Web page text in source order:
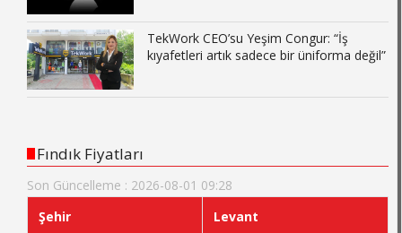
TekWork CEO’su Yeşim Congur: “İş
kıyafetleri artık sadece bir üniforma değil”
Fındık Fiyatları
Son Güncelleme : 2026-08-01 09:28
Şehir
Levant